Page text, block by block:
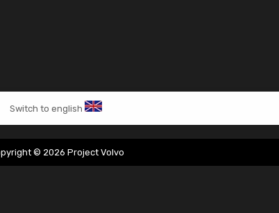
Switch to english
© 2026 Project Volvo